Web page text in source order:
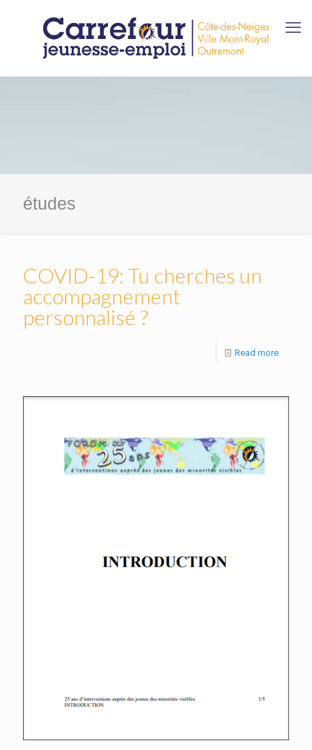
études
COVID-19: Tu cherches un
accompagnement
personnalisé ?
Read more